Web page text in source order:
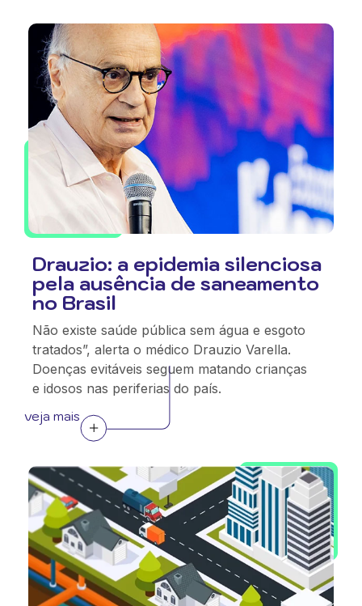
Drauzio: a epidemia silenciosa
pela ausência de saneamento
no Brasil
Não existe saúde pública sem água e esgoto
tratados”, alerta o médico Drauzio Varella.
Doenças evitáveis seguem matando crianças
e idosos nas periferias do país.
veja mais